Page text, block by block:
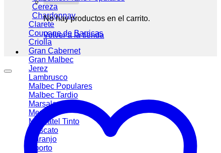
Cereza
Chardonnay
Clarete
Coupage de Barricas
Criolla
Gran Cabernet
Gran Malbec
Jerez
Lambrusco
Malbec
Malbec Tardio
Marsala
Merlot
Moscatel Tinto
Moscato
Naranjo
Oporto
No hay productos en el carrito.
Volver a la tienda